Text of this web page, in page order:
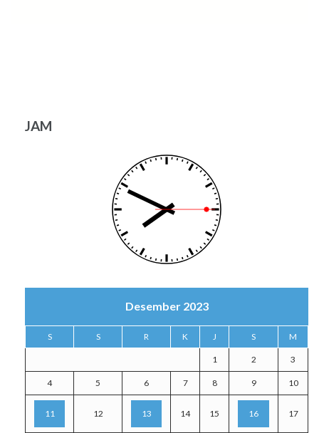
JAM
Desember 2023
S S R K J S M
1 2 3
4 5 6 7 8 9 10
11 12 13 14 15 16 17